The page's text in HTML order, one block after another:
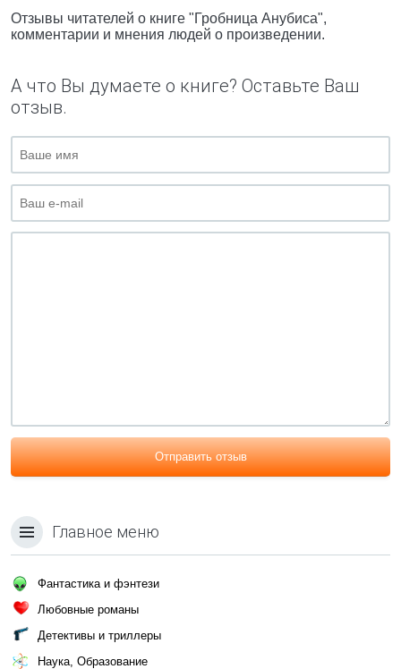
Отзывы читателей о книге "Гробница Анубиса",
комментарии и мнения людей о произведении.
А что Вы думаете о книге? Оставьте Ваш
отзыв.
Отправить отзыв
Главное меню
Фантастика и фэнтези
Любовные романы
Детективы и триллеры
Наука, Образование